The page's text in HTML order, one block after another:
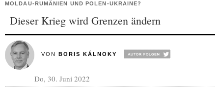
MOLDAU-RUMÄNIEN UND POLEN-UKRAINE?
Dieser Krieg wird Grenzen ändern
VON BORIS KÁLNOKY
Do, 30. Juni 2022